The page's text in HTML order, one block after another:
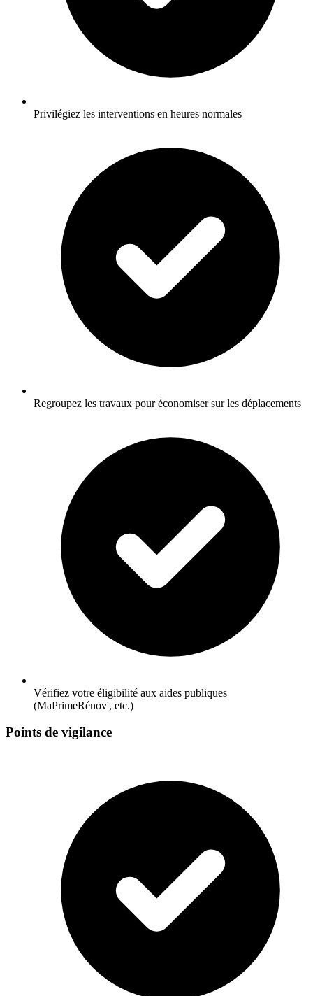
Privilégiez les interventions en heures normales
Regroupez les travaux pour économiser sur les déplacements
Vérifiez votre éligibilité aux aides publiques
(MaPrimeRénov', etc.)
Points de vigilance